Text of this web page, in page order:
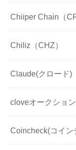
Chiiper Chain（
Chiliz（CHZ）
Claude(クロード)
cloveオークション
Coincheck(コイン